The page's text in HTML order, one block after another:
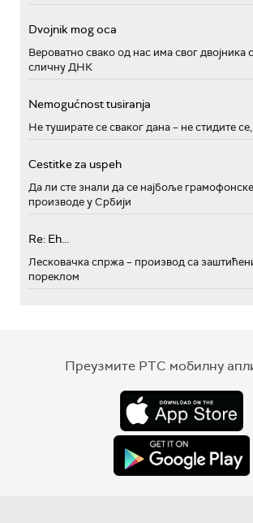
Dvojnik mog oca
Вероватно свако од нас има свог двојника
сличну ДНК
Nemogućnost tusiranja
Не туширате се сваког дана – не стидите
Cestitke za uspeh
Да ли сте знали да се најбоље
производе у Србији
Re: Eh...
Лесковачка спржа – производ са
пореклом
Преузмите РТС мобилну